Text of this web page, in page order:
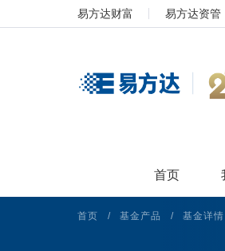
易方达财富 易方达资管
首页
首页 / 基金产品 / 基金详情